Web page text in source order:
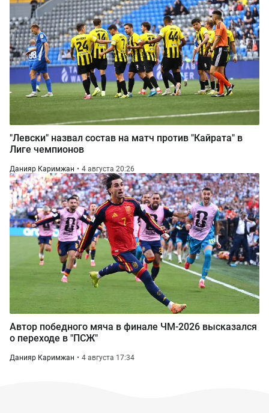
"Левски" назвал состав на матч против "Кайрата" в
Лиге чемпионов
Данияр Каримжан 4 августа 20:26
Автор победного мяча в финале ЧМ-2026 высказался
о переходе в "ПСЖ"
Данияр Каримжан 4 августа 17:34